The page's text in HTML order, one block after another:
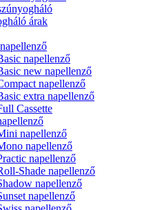
árak
napellenző
new napellenző
napellenző
extra napellenző
Cassette
napellenző
napellenző
napellenző
Shade napellenző
napellenző
napellenző